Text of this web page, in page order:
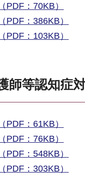
PDF：70KB）
PDF：386KB）
PDF：103KB）
師等認知症
PDF：61KB）
PDF：76KB）
PDF：548KB）
PDF：303KB）